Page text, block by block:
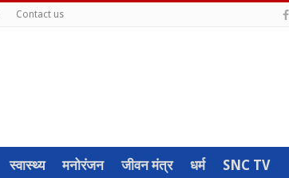
Contact us
स्वास्थ्य मनोरंजन जीवन मंत्र धर्म SNC TV